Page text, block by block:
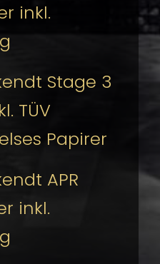
inkl.
Stage 3
TÜV
Papirer
APR
inkl.